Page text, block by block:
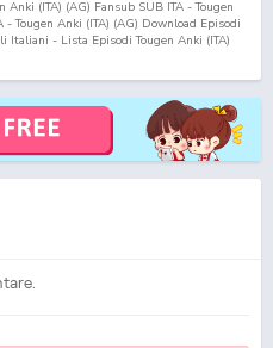
Anki (ITA) (AG) Fansub SUB ITA - Tougen
Tougen Anki (ITA) (AG) Download Episodi
Italiani - Lista Episodi Tougen Anki (ITA)
24SUB ITA - Tougen Anki (ITA) (AG)